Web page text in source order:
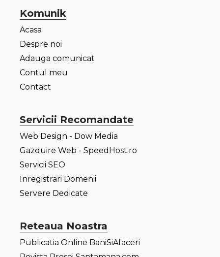
Komunik
Acasa
Despre noi
Adauga comunicat
Contul meu
Contact
Servicii Recomandate
Web Design - Dow Media
Gazduire Web - SpeedHost.ro
Servicii SEO
Inregistrari Domenii
Servere Dedicate
Reteaua Noastra
Publicatia Online BaniSiAfaceri